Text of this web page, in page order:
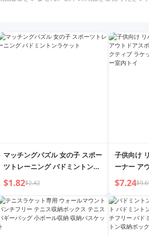
マッチングパズル 女の子 スポー
ツトレーニング バドミントンラ
ケット
$1.82$2.42
子供向け
ーナー ア
チングイ
トイ
$7.24